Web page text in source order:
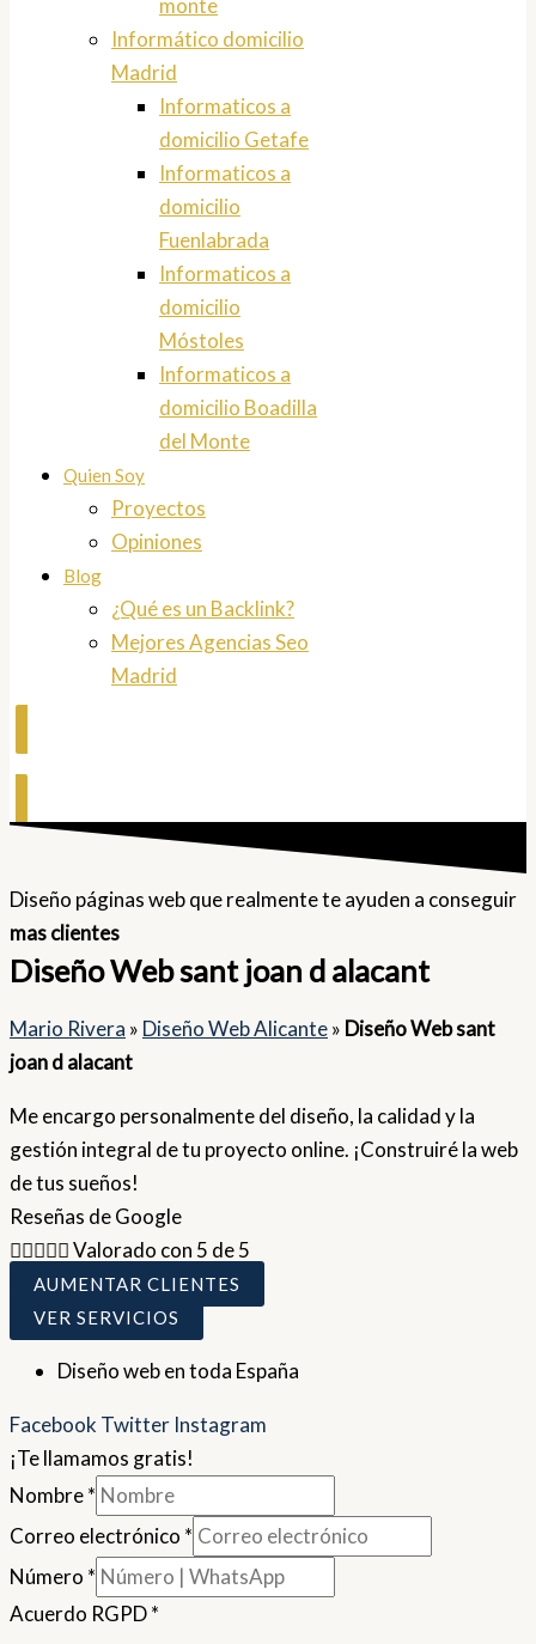
monte
Informático domicilio
Madrid
Informaticos a
domicilio Getafe
Informaticos a
domicilio
Fuenlabrada
Informaticos a
domicilio
Móstoles
Informaticos a
domicilio Boadilla
del Monte
Quien Soy
Proyectos
Opiniones
Blog
¿Qué es un Backlink?
Mejores Agencias Seo
Madrid
Diseño páginas web que realmente te ayuden a conseguir
mas clientes
Diseño Web sant joan d alacant
Mario Rivera » Diseño Web Alicante» Diseño Web sant
joan d alacant
Me encargo personalmente del diseño, la calidad y la
gestión integral de tu proyecto online. ¡Construiré la web
de tus sueños!
Reseñas de Google
Valorado con 5 de 5
AUMENTAR CLIENTES
VER SERVICIOS
Diseño web en toda España
Facebook Twitter Instagram
¡Te llamamos gratis!
Nombre*
Correo electrónico *
Número *
Acuerdo RGPD*